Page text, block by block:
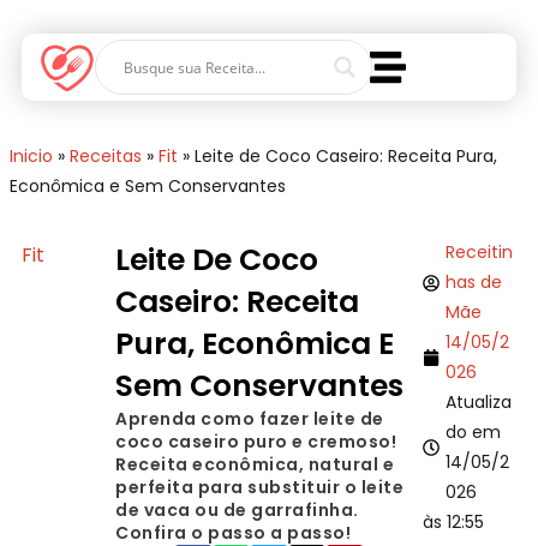
Inicio » Receitas » Fit » Leite de Coco Caseiro: Receita Pura,
Econômica e Sem Conservantes
Fit
Leite De Coco
Caseiro: Receita
Pura, Econômica E
Sem Conservantes
Aprenda como fazer leite de
coco caseiro puro e cremoso!
Receita econômica, natural e
perfeita para substituir o leite
de vaca ou de garrafinha.
Confira o passo a passo!
Receitin
has de
Mãe
14/05/2
026
Atualiza
do em
14/05/2
026
às 12:55